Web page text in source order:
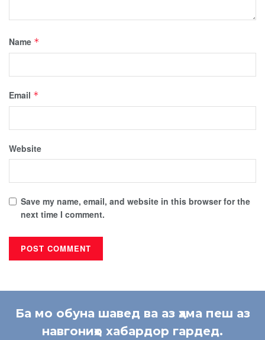
Name *
Email *
Website
Save my name, email, and website in this browser for the
next time I comment.
Ба мо обуна шавед ва аз ҳама пеш аз
навгониҳо хабардор гардед.